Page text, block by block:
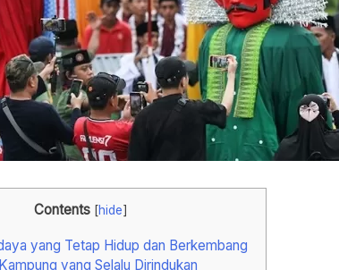
Contents [hide]
yang Tetap Hidup dan Berkembang
yang Selalu Dirindukan